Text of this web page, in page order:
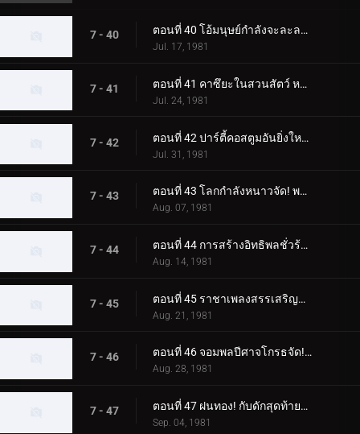
7 - 40 ตอนที่ 40 โอ้มนุษย์กำลังจะละลาย! สบู่มอนสเตอร์ปรากฏตัว
Jul. 17, 1981
7 - 41 ตอนที่ 41 คาซึยะในสวนสัตว์ หนีจากแทงก์ใต้น้ำไปไม่ได้
Jul. 24, 1981
7 - 42 ตอนที่ 42 ปาร์ตี้คอสตูมอันยิ่งใหญ่ของจอมพลปีศาจ
Jul. 31, 1981
7 - 43 ตอนที่ 43 โลกกำลังหนาวจัด! พลังของมอนสเตอร์พัดลมไฟฟ้า!
Aug. 07, 1981
7 - 44 ตอนที่ 44 การสร้างอิทธิพลชั่วร้ายของสัตว์ประหลาด Nyokinyoki Hashigo
Aug. 14, 1981
7 - 45 ตอนที่ 45 ราชาเพลงสรรเสริญสัตว์ประหลาดที่ยอดเยี่ยมที่สุดที่คุณนึกถึง
Aug. 21, 1981
7 - 46 ตอนที่ 46 จอมพลปีศาจโกรธจัด! แปลงร่าง วิล-โอ-เดอะ-วิสป์! เจ้าหญิง!!
Aug. 28, 1981
7 - 47 ตอนที่ 47 ฝนทอง! กับดักสุดท้ายของศาสตราจารย์โกสต์!!
Sep. 04, 1981